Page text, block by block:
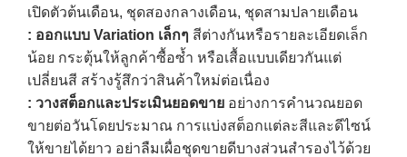
เปิดตัวต้นเดือน, ชุดสองกลางเดือน, ชุดสามปลายเดือน
: ออกแบบ Variation เล็กๆ สีต่างกันหรือรายละเอียดเล็ก
น้อย กระตุ้นให้ลูกค้าซื้อซ้ำ หรือเสื้อแบบเดียวกันแต่
เปลี่ยนสี สร้างรู้สึกว่าสินค้าใหม่ต่อเนื่อง
: วางสต็อกและประเมินยอดขาย อย่างการคำนวณยอด
ขายต่อวันโดยประมาณ การแบ่งสต็อกแต่ละสีและดีไซน์
ให้ขายได้ยาว อย่าลืมเผื่อชุดขายดีบางส่วนสำรองไว้ด้วย